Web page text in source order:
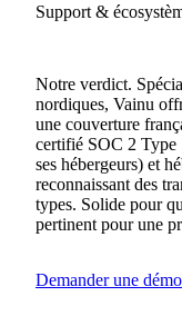
Support &
Notre verdict.
nordiques, Vainu
une couverture
certifié SOC 2 Type
ses hébergeurs) et
reconnaissant des
types. Solide pour
pertinent pour une
Demander une démo